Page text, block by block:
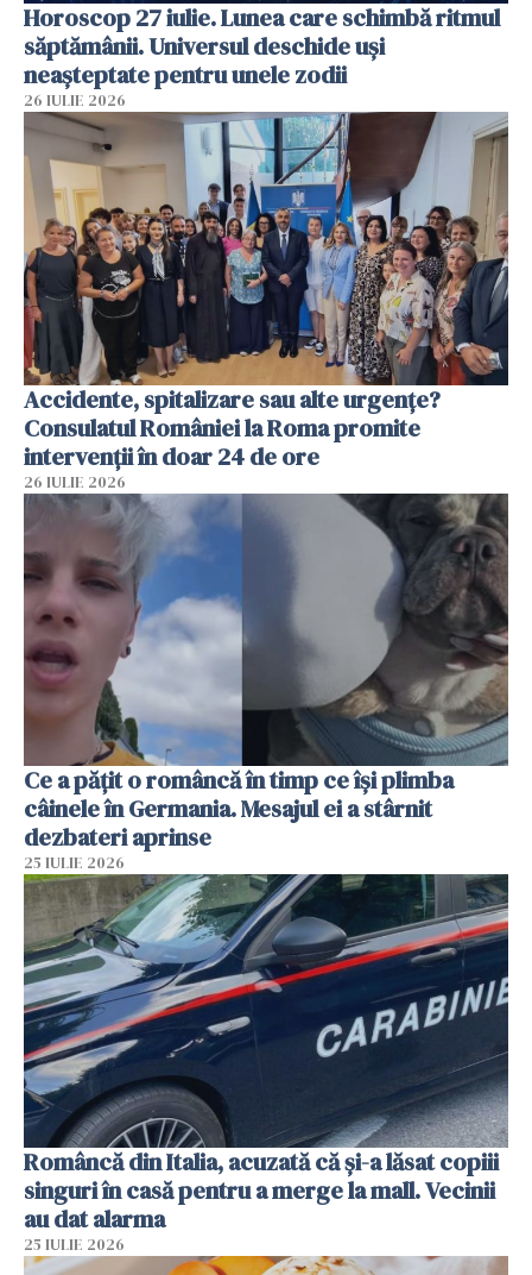
Horoscop 27 iulie. Lunea care schimbă ritmul
săptămânii. Universul deschide uși
neașteptate pentru unele zodii
26 IULIE 2026
Accidente, spitalizare sau alte urgențe?
Consulatul României la Roma promite
intervenții în doar 24 de ore
26 IULIE 2026
Ce a pățit o româncă în timp ce își plimba
câinele în Germania. Mesajul ei a stârnit
dezbateri aprinse
25 IULIE 2026
Româncă din Italia, acuzată că și-a lăsat copiii
singuri în casă pentru a merge la mall. Vecinii
au dat alarma
25 IULIE 2026